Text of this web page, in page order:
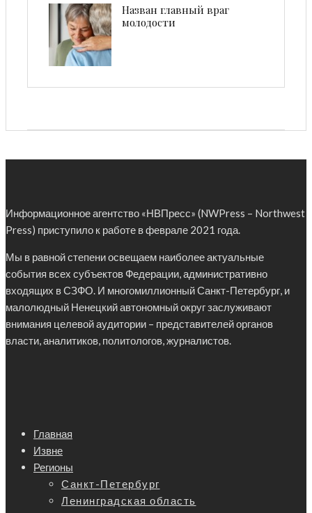
Назван главный враг
молодости
Информационное агентство «НВПресс» (NWPress – Northwest
Press) приступило к работе в феврале 2021 года.
Мы в равной степени освещаем наиболее актуальные
события всех субъектов Федерации, административно
входящих в СЗФО. И многомиллионный Санкт-Петербург, и
малолюдный Ненецкий автономный округ заслуживают
внимания целевой аудитории – представителей органов
власти, аналитиков, политологов, журналистов.
Главная
Извне
Регионы
Санкт-Петербург
Ленинградская область